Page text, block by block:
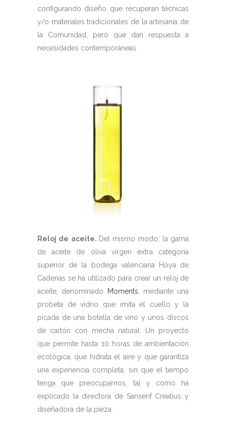
configurando diseño que recuperan técnicas
y/o materiales tradicionales de la artesanía de
la Comunidad, pero que dan respuesta a
necesidades contemporáneas.
Reloj de aceite. Del mismo modo, la gama
de aceite de oliva virgen extra categoría
superior de la bodega valenciana Hoya de
Cadenas se ha utilizado para crear un reloj de
aceite, denominado
Moments , mediante una
probeta de vidrio que imita el cuello y la
picada de una botella de vino y unos discos
de cartón con mecha natural. Un proyecto
que permite hasta 10 horas de ambientación
ecológica, que hidrata el aire y que garantiza
una experiencia completa, sin que el tiempo
tenga que preocuparnos, tal y como ha
explicado la directora de Sanserif Creatius y
diseñadora de la pieza.